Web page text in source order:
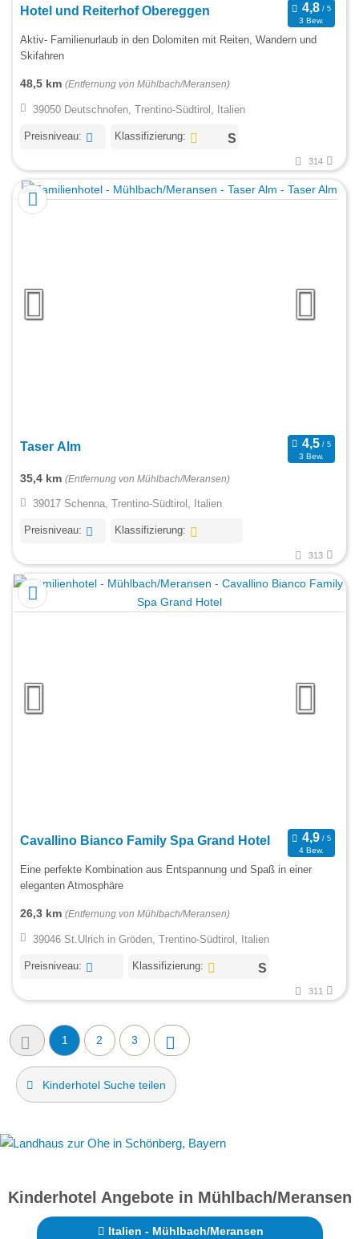
Hotel und Reiterhof Obereggen
3 Bew.
Aktiv- Familienurlaub in den Dolomiten mit Reiten, Wandern und
Skifahren
48,5 km (Entfernung von Mühlbach/Meransen)
39050 Deutschnofen, Trentino-Südtirol, Italien
Preisniveau: Klassifizierung:
314
Taser Alm
3 Bew.
35,4 km (Entfernung von Mühlbach/Meransen)
39017 Schenna, Trentino-Südtirol, Italien
Preisniveau: Klassifizierung:
313
Cavallino Bianco Family Spa Grand Hotel
4 Bew.
Eine perfekte Kombination aus Entspannung und Spaß in einer
eleganten Atmosphäre
26,3 km (Entfernung von Mühlbach/Meransen)
39046 St.Ulrich in Gröden, Trentino-Südtirol, Italien
Preisniveau: Klassifizierung:
311
1 2 3
Kinderhotel Suche teilen
Kinderhotel Angebote in Mühlbach/Meransen
Italien - Mühlbach/Meransen